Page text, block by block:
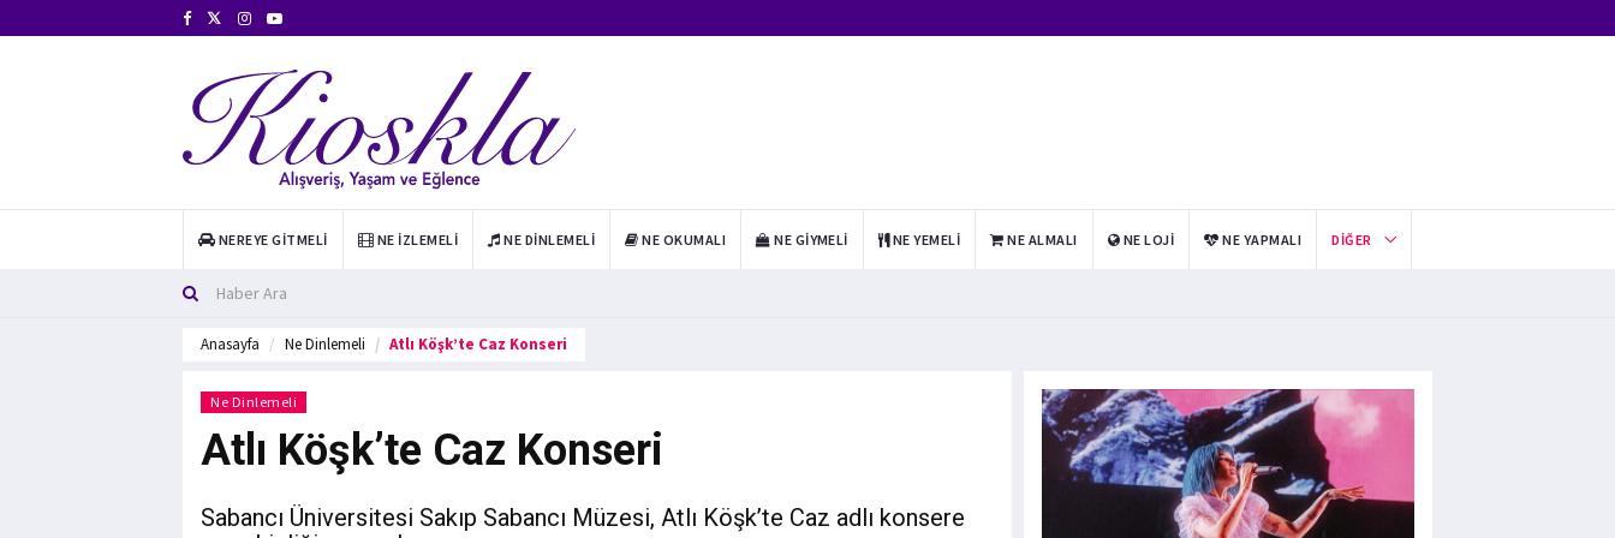
NEREYE GITMELI NE İZLEMELI NE DINLEMELI NE OKUMALI NE GIYMELI NE YEMELI NE ALMALI NE LOJI NE YAPMALI DIĞER
Anasayfa Ne Dinlemeli Atlı Köşk’te Caz Konseri
Ne Dinlemeli
Atlı Köşk’te Caz Konseri
Sabancı Üniversitesi Sakıp Sabancı Müzesi, Atlı Köşk’te Caz adlı konsere